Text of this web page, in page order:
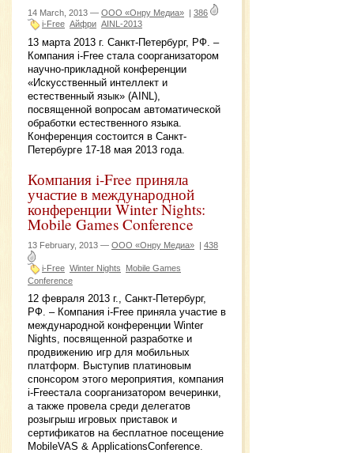
14 March, 2013 — ООО «Онру Медиа» | 386
i-Free Айфри AINL-2013
13 марта 2013 г. Санкт-Петербург, РФ. –
Компания i-Free стала соорганизатором
научно-прикладной конференции
«Искусственный интеллект и
естественный язык» (AINL),
посвященной вопросам автоматической
обработки естественного языка.
Конференция состоится в Санкт-
Петербурге 17-18 мая 2013 года.
Компания i-Free приняла
участие в международной
конференции Winter Nights:
Mobile Games Conference
13 February, 2013 — ООО «Онру Медиа» | 438
i-Free Winter Nights
Mobile Games
Conference
12 февраля 2013 г., Санкт-Петербург,
РФ. – Компания i-Free приняла участие в
международной конференции Winter
Nights, посвященной разработке и
продвижению игр для мобильных
платформ. Выступив платиновым
спонсором этого мероприятия, компания
i-Freeстала соорганизатором вечеринки,
а также провела среди делегатов
розыгрыш игровых приставок и
сертификатов на бесплатное посещение
MobileVAS & ApplicationsConference.